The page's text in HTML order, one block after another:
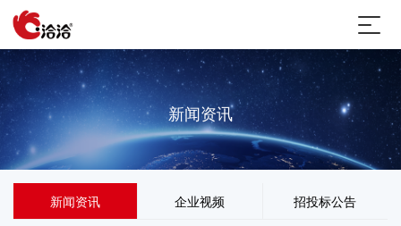
新闻资讯
新闻资讯 企业视频 招投标公告